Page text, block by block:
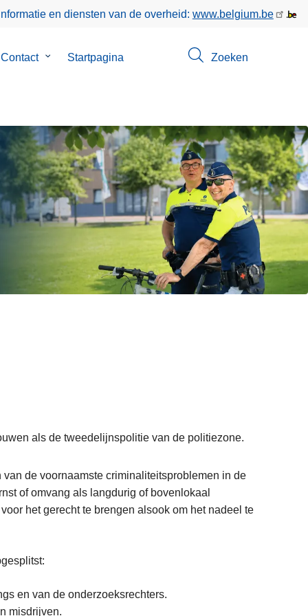
en diensten van de overheid: www.belgium.be
Contact
SubmenuStartpagina Zoeken
als de tweedelijnspolitie van de politiezone.
de voornaamste criminaliteitsproblemen in de
of omvang als langdurig of bovenlokaal
het gerecht te brengen alsook om het nadeel te
en van de onderzoeksrechters.
misdrijven.